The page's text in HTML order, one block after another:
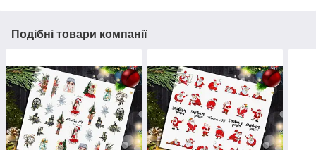
Подібні товари компанії